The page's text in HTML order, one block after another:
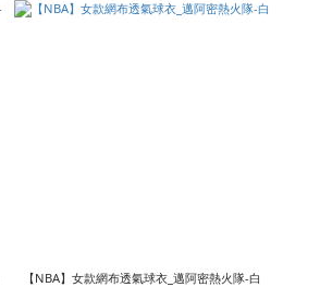
【NBA】女款網布透氣球衣_邁阿密熱火隊-白